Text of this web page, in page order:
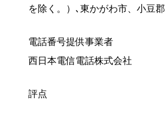
を除く。）､東かがわ市、小豆郡
電話番号提供事業者
西日本電信電話株式会社
評点